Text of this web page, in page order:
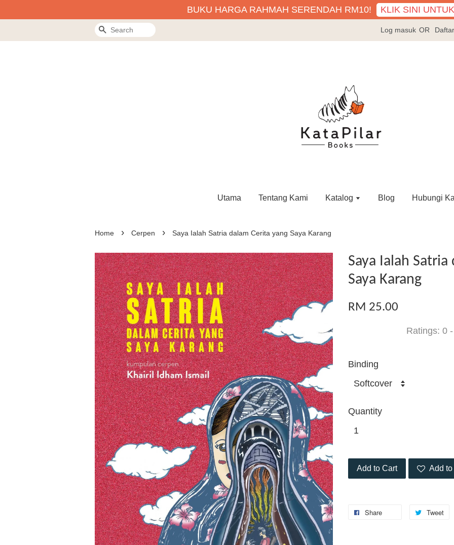
BUKU HARGA RAHMAH SERENDAH RM10! KLIK SINI
Search Log masuk OR
Utama Tentang Kami Katalog Blog Hubungi
Home › Cerpen › Saya Ialah Satria dalam Cerita yang Saya Karang
Saya Ialah
Saya Karang
RM 25.00
Ratings: 0 -
Binding
Quantity
Add to Cart Add
Share Tweet